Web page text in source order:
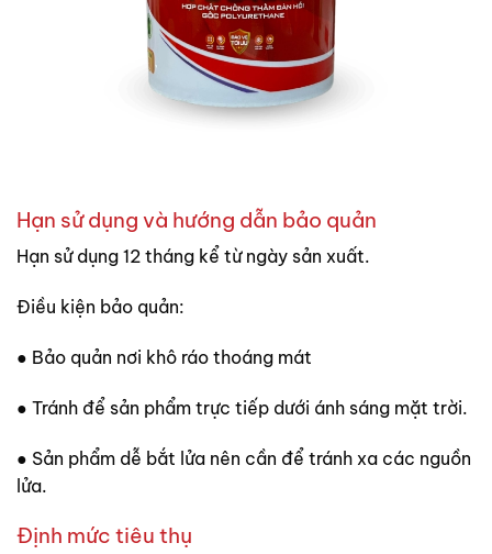
Hạn sử dụng và hướng dẫn bảo quản
Hạn sử dụng 12 tháng kể từ ngày sản xuất.
Điều kiện bảo quản:
● Bảo quản nơi khô ráo thoáng mát
● Tránh để sản phẩm trực tiếp dưới ánh sáng mặt trời.
● Sản phẩm dễ bắt lửa nên cần để tránh xa các nguồn
lửa.
Định mức tiêu thụ